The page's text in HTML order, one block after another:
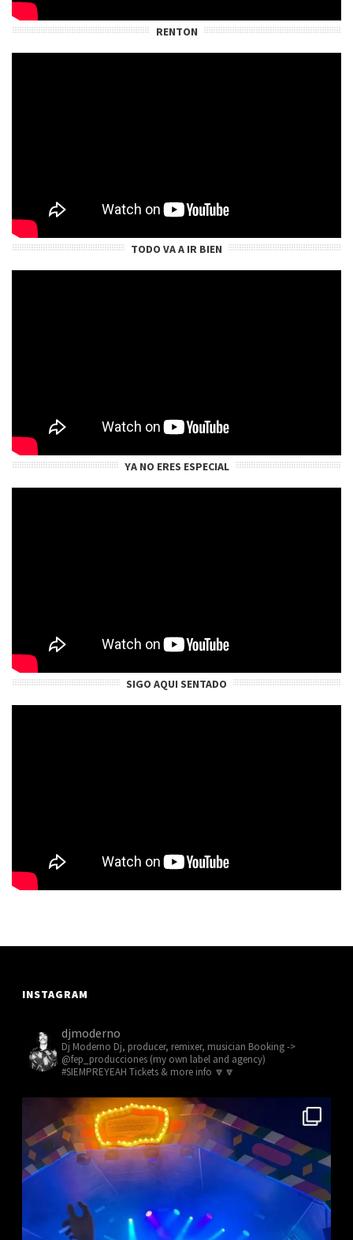
RENTON
TODO VA A IR BIEN
YA NO ERES ESPECIAL
SIGO AQUI SENTADO
INSTAGRAM
djmoderno
Dj Moderno Dj, producer, remixer, musician Booking ->
@fep_producciones (my own label and agency)
#SIEMPREYEAH Tickets & more info 🔽🔽